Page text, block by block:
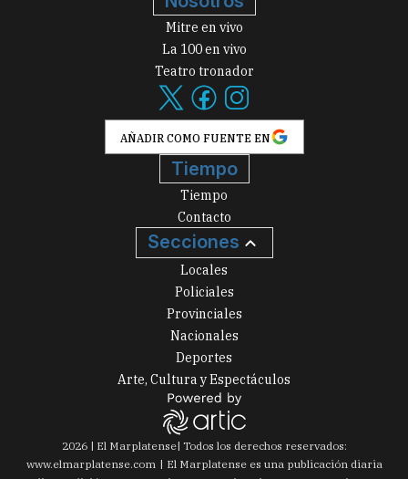
Mitre en vivo
La 100 en vivo
Teatro tronador
AÑADIR COMO FUENTE EN
Tiempo
Tiempo
Contacto
Secciones
Locales
Policiales
Provinciales
Nacionales
Deportes
Arte, Cultura y Espectáculos
2026| El Marplatense| Todos los derechos reservados:
www.elmarplatense.com
El Marplatense es una publicación diaria